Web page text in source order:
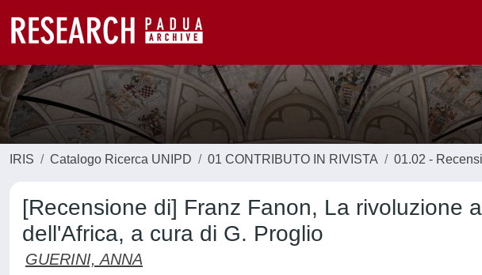
IRIS Catalogo Ricerca UNIPD 01 CONTRIBUTO IN RIVISTA 01.02 -
[Recensione di] Franz Fanon, La rivoluzione
dell'Africa, a cura di G. Proglio
GUERINI, ANNA